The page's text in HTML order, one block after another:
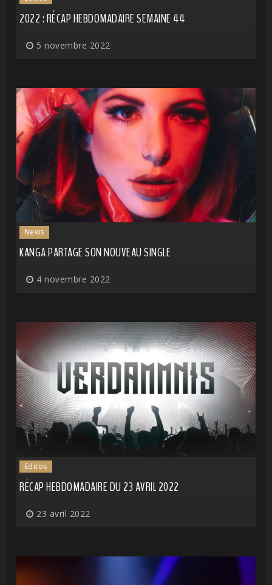
2022 : RÉCAP HEBDOMADAIRE SEMAINE 44
5 novembre 2022
News
KANGA PARTAGE SON NOUVEAU SINGLE
4 novembre 2022
Editos
RÉCAP HEBDOMADAIRE DU 23 AVRIL 2022
23 avril 2022